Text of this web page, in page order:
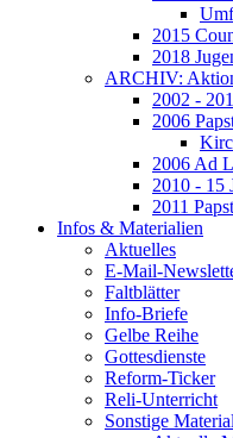
2015
2018
ARCHIV:
2002 -
2006
2006 Ad
2010 - 15
2011
Infos & Materialien
Aktuelles
E-Mail-
Faltblätter
Info-Briefe
Gelbe Reihe
Gottesdienste
Reform-Ticker
Reli-Unterricht
Sonstige